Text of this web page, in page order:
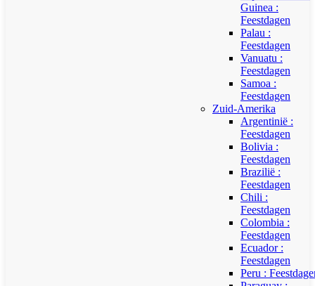
Guinea :
Feestdagen
Palau :
Feestdagen
Vanuatu :
Feestdagen
Samoa :
Feestdagen
Zuid-Amerika
Argentinië :
Feestdagen
Bolivia :
Feestdagen
Brazilië :
Feestdagen
Chili :
Feestdagen
Colombia :
Feestdagen
Ecuador :
Feestdagen
Peru :